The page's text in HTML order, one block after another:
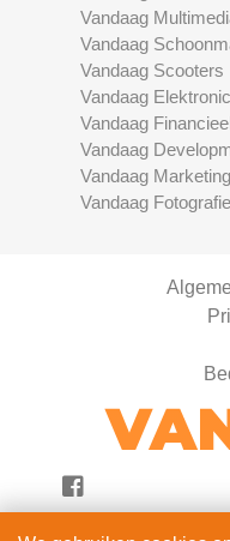
Vandaag
Vandaag
Vandaag Scooters
Vandaag
Vandaag
Vandaag
Vandaag Marketing
Vandaag Fotografie